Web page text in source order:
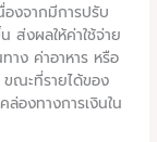
องจากมีการปรับ
ส่งผลให้ค่าใช้จ่าย
าง ค่าอาหาร หรือ
ณะที่รายได้ของ
องทางการเงินใน